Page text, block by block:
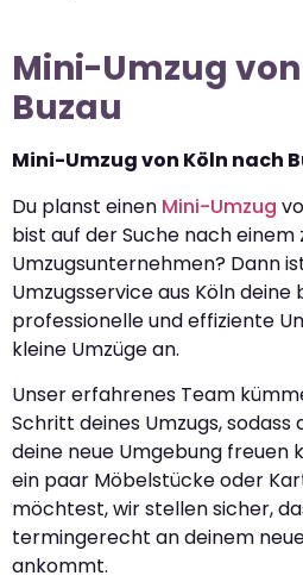
Mini-Umzug
Buzau
Mini-Umzug von Köln nach
Du planst einen Mini-Umzug
bist auf der Suche nach einem
Umzugsunternehmen? Dann
Umzugsservice aus Köln
professionelle und effiziente
kleine Umzüge an.
Unser erfahrenes Team
Schritt deines Umzugs,
deine neue Umgebung freuen
ein paar Möbelstücke oder
möchtest, wir stellen sicher,
termingerecht an deinem
ankommt.